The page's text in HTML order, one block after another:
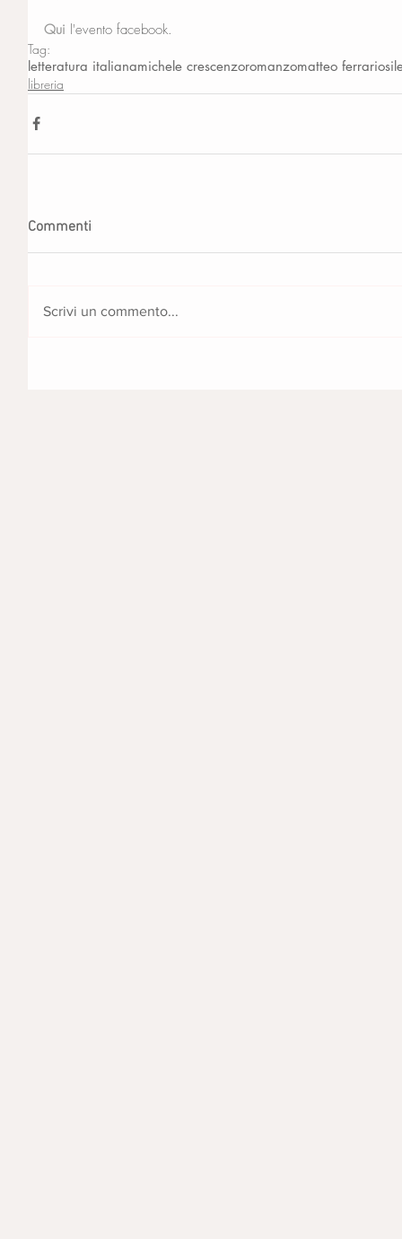
Qui l'evento facebook.
Tag:
letteratura italianamichele crescenzoromanzomatteo ferrario
libreria
Commenti
Scrivi un commento...